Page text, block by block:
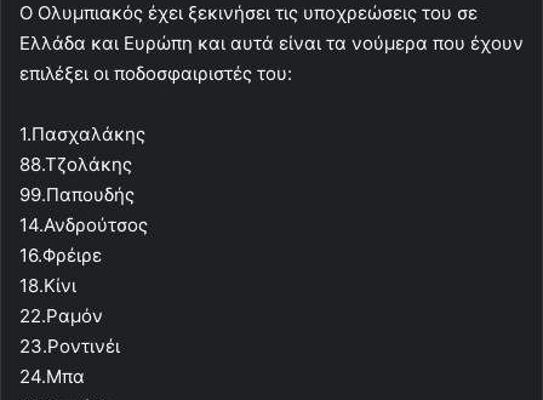
Ο Ολυμπιακός έχει ξεκινήσει τις υποχρεώσεις του σε
Ελλάδα και Ευρώπη και αυτά είναι τα νούμερα που έχουν
επιλέξει οι ποδοσφαιριστές του:
1.Πασχαλάκης
88.Τζολάκης
99.Παπουδής
14.Ανδρούτσος
16.Φρέιρε
18.Κίνι
22.Ραμόν
23.Ροντινέι
24.Μπα